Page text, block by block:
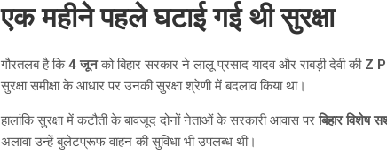
एक महीने पहले घटाई गई थी सुरक्षा
गौरतलब है कि4 जूनको बिहार सरकार ने लालू प्रसाद यादव और राबड़ी देवी की Z
सुरक्षा समीक्षा के आधार पर उनकी सुरक्षा श्रेणी में बदलाव किया था।
हालांकि सुरक्षा में कटौती के बावजूद दोनों नेताओं के सरकारी आवास परबिहार विशेष
अलावा उन्हें बुलेटप्रूफ वाहन की सुविधा भी उपलब्ध थी।